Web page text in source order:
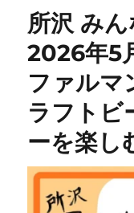
所沢 みん
2026年5
ファルマ
ラフトビ
ーを楽し